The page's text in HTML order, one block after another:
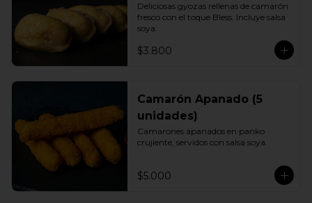
Deliciosas gyozas rellenas de camarón
fresco con el toque Bless. Incluye salsa
soya.
$3.800
Camarón Apanado (5
unidades)
Camarones apanados en panko
crujiente, servidos con salsa soya.
$5.000